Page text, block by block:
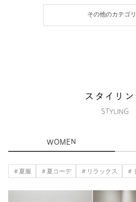
その他のカテゴ
スタイリ
STYLING
WOMEN
＃夏服 ＃夏コーデ ＃リラックス ＃